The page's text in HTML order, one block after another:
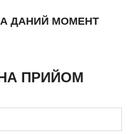
ДАНИЙ МОМЕНТ
ПРИЙОМ